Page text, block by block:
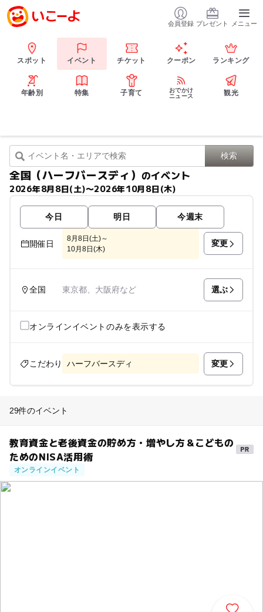
会員登録 プレゼント メニュー
スポット イベント チケット クーポン ランキング
年齢別 特集 子育て
おでかけ
ニュース
観光
全国（ハーフバースディ） のイベント
2026年8月8日(土)〜2026年10月8日(木)
今日 明日 今週末
開催日
8月8日(土)～
10月8日(木)
変更
全国 東京都、大阪府など 選ぶ
オンラインイベントのみを表示する
こだわり ハーフバースディ 変更
29件のイベント
教育資金と老後資金の貯め方・増やし方＆こどもの
ためのNISA活用術
オンラインイベント